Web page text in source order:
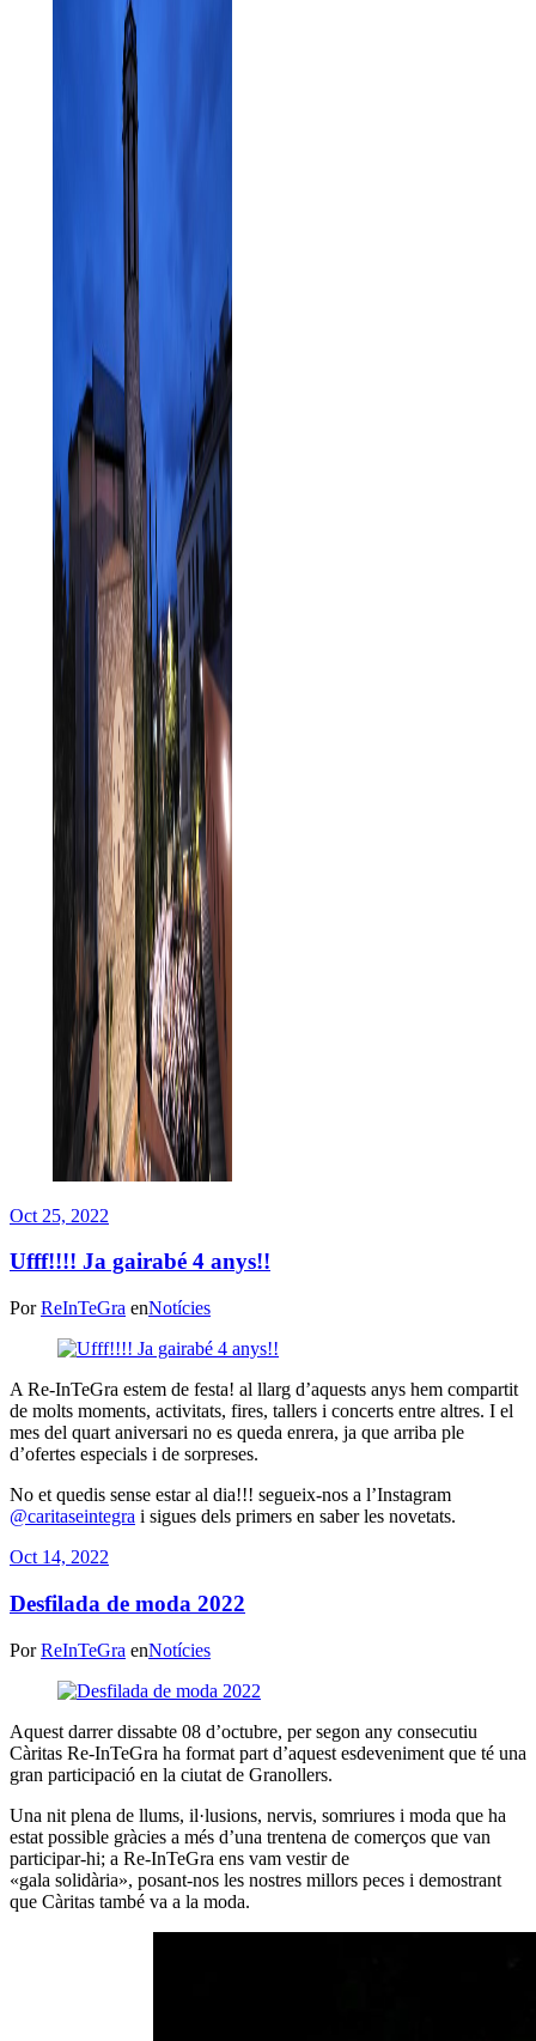
Oct 25, 2022
Ufff!!!! Ja gairabé 4 anys!!
PorReInTeGra enNotícies
A Re-InTeGra estem de festa! al llarg d’aquests anys hem compartit
de molts moments, activitats, fires, tallers i concerts entre altres. I el
mes del quart aniversari no es queda enrera, ja que arriba ple
d’ofertes especials i de sorpreses.
No et quedis sense estar al dia!!! segueix-nos a l’Instagram
@caritaseintegra i sigues dels primers en saber les novetats.
Oct 14, 2022
Desfilada de moda 2022
PorReInTeGra enNotícies
Aquest darrer dissabte 08 d’octubre, per segon any consecutiu
Càritas Re-InTeGra ha format part d’aquest esdeveniment que té una
gran participació en la ciutat de Granollers.
Una nit plena de llums, il·lusions, nervis, somriures i moda que ha
estat possible gràcies a més d’una trentena de comerços que van
participar-hi; a Re-InTeGra ens vam vestir de
«gala solidària», posant-nos les nostres millors peces i demostrant
que Càritas també va a la moda.